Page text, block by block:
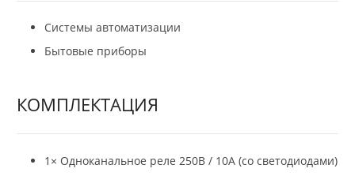
Системы автоматизации
Бытовые приборы
КОМПЛЕКТАЦИЯ
1× Одноканальное реле 250В / 10А (со светодиодами)